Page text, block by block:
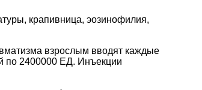
крапивница, эозинофилия,
взрослым вводят каждые
по 2400000 ЕД. Инъекции